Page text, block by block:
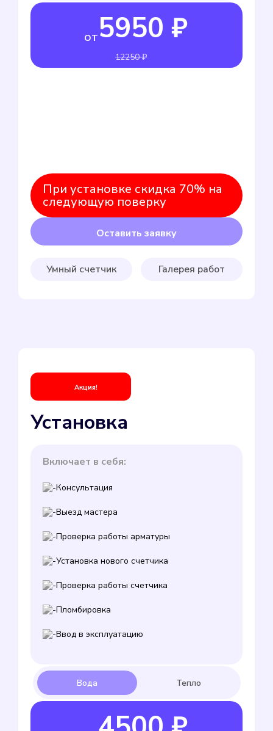
от5950 ₽
12250 ₽
При установке скидка 70% на
следующую поверку
Оставить заявку
Умный счетчик Галерея работ
Акция!
Установка
Включает в себя:
Консультация
Выезд мастера
Проверка работы арматуры
Установка нового счетчика
Проверка работы счетчика
Пломбировка
Ввод в эксплуатацию